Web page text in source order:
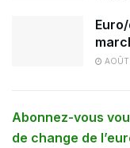
Abonnez-vous
de change de